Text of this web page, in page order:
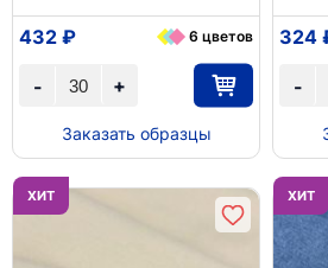
+
-
432 ₽ 6 цветов
Заказать образцы
-
324
ХИТ ХИТ